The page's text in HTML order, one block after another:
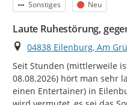
Kategorie
Sonstiges Status
Neu
Laute Ruhestörung,
Ort
04838 Eilenburg, Am
Seit Stunden (mittlerweile
08.08.2026) hört man sehr
einen Entertainer) in